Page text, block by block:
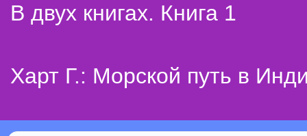
В двух книгах. Книга 1
Харт Г.: Морской путь в